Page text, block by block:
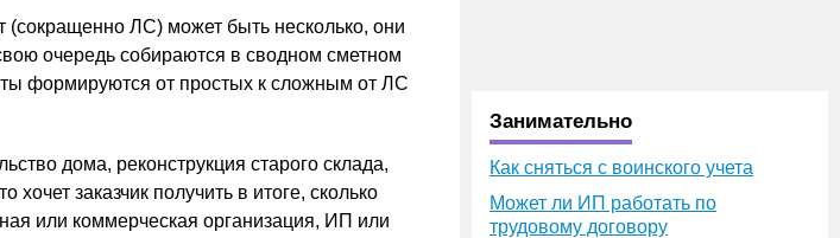
(сокращенно ЛС) может быть несколько, они
очередь собираются в сводном сметном
формируются от простых к сложным от ЛС
дома, реконструкция старого склада,
заказчик получить в итоге, сколько
или коммерческая организация, ИП или
Занимательно
Как сняться с воинского учета
Может ли ИП работать по
трудовому договору